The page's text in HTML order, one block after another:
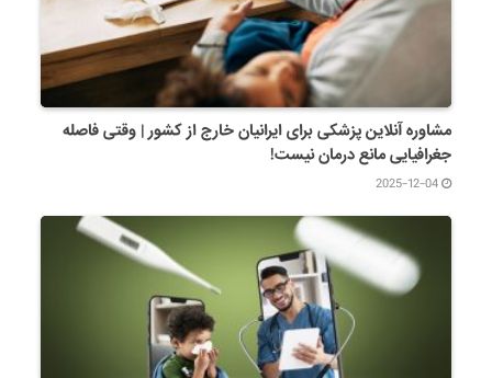
مشاوره آنلاین پزشکی برای ایرانیان خارج از کشور | وقتی فاصله
جغرافیایی مانع درمان نیست!
2025-12-04